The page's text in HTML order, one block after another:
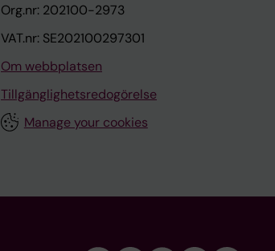
Org.nr: 202100-2973
VAT.nr: SE202100297301
Om webbplatsen
Tillgänglighetsredogörelse
Manage your cookies